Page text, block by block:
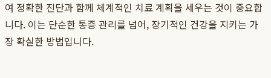
여 정확한 진단과 함께 체계적인 치료 계획을 세우는 것이 중요합
니다. 이는 단순한 통증 관리를 넘어, 장기적인 건강을 지키는 가
장 확실한 방법입니다.